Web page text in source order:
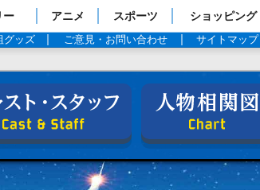
ー アニメ スポーツ ショッピング
グッズ ご意見・お問い合わせ サイトマップ
キャスト＆スタッフ